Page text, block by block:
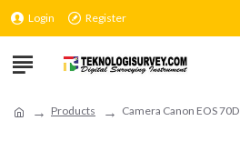
Login Register
Products Camera Canon EOS 70D